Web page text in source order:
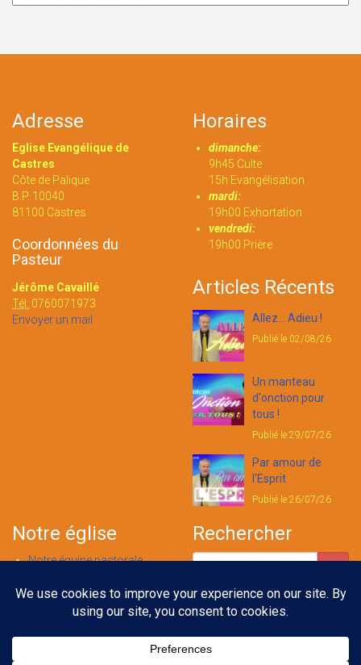
Adresse
Eglise Evangélique de
Castres
Côte de Palique
B.P. 10040
81100 Castres
Coordonnées du
Pasteur
Jérôme Cavaillé
Tél: 0760071973
Envoyer un mail
Horaires
dimanche:
9h45 Culte
15h Evangélisation
mardi:
19h00 Exhortation
vendredi:
19h00 Prière
Articles Récents
Allez... Adieu !
Publié le 02/08/26
Un manteau
d'onction pour
tous !
Publié le 29/07/26
Par amour de
l'Esprit
Publié le 26/07/26
Notre église
Notre équipe pastorale
Notre foi
Rechercher